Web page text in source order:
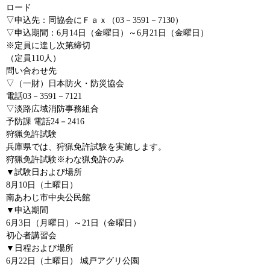
ロード
▽申込先：同協会にＦａｘ（03－3591－7130）
▽申込期間：6月14日（金曜日）～6月21日（金曜日）
※定員に達し次第締切
（定員110人）
問い合わせ先
▽（一財）日本防火・防災協会
電話03－3591－7121
▽淡路広域消防事務組合
予防課 電話24－2416
狩猟免許試験
兵庫県では、狩猟免許試験を実施します。
狩猟免許試験※わな猟免許のみ
▼試験日および場所
8月10日（土曜日）
南あわじ市中央公民館
▼申込期間
6月3日（月曜日）～21日（金曜日）
初心者講習会
▼日程および場所
6月22日（土曜日） 城戸アグリ公園